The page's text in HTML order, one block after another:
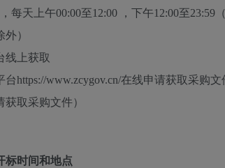
，每天上午00:00至12:00 ，下午12:00至23:59
）
线上获取
https://www.zcygov.cn/在线申请获取采购
取采购文件）
标时间和地点